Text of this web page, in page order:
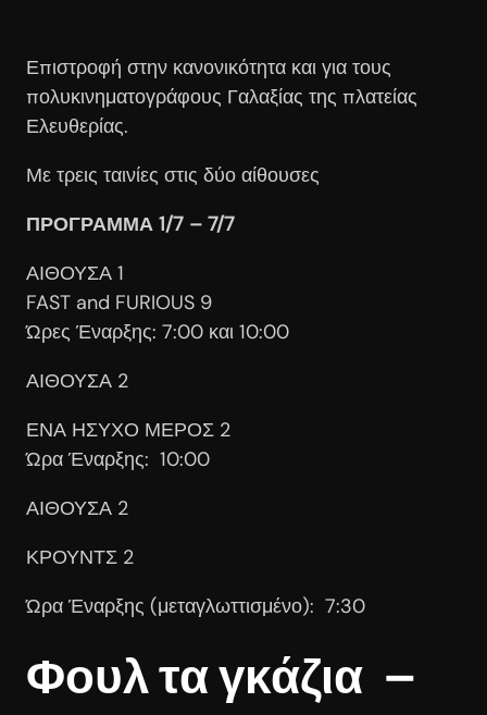
Επιστροφή στην κανονικότητα και για τους
πολυκινηματογράφους Γαλαξίας της πλατείας
Ελευθερίας.
Με τρεις ταινίες στις δύο αίθουσες
ΠΡΟΓΡΑΜΜΑ 1/7 – 7/7
ΑΙΘΟΥΣΑ 1
FAST and FURIOUS 9
Ώρες Έναρξης: 7:00 και 10:00
ΑΙΘΟΥΣΑ 2
ΕΝΑ ΗΣΥΧΟ ΜΕΡΟΣ 2
Ώρα Έναρξης: 10:00
ΑΙΘΟΥΣΑ 2
ΚΡΟΥΝΤΣ 2
Ώρα Έναρξης (μεταγλωττισμένο): 7:30
Φουλ τα γκάζια –